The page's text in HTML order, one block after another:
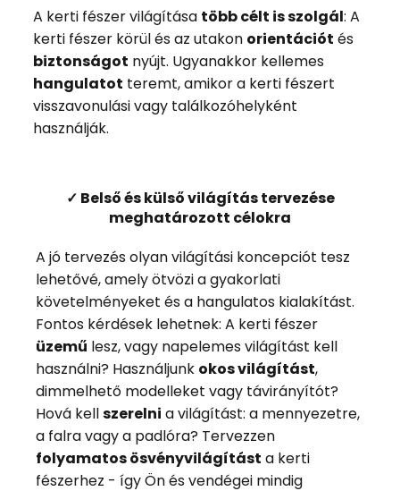
A kerti fészer világítása több célt is szolgál: A
kerti fészer körül és az utakon orientációt és
biztonságot nyújt. Ugyanakkor kellemes
hangulatot teremt, amikor a kerti fészert
visszavonulási vagy találkozóhelyként
használják.
✓ Belső és külső világítás tervezése
meghatározott célokra
A jó tervezés olyan világítási koncepciót tesz
lehetővé, amely ötvözi a gyakorlati
követelményeket és a hangulatos kialakítást.
Fontos kérdések lehetnek: A kerti fészer
üzemű lesz, vagy napelemes világítást kell
használni? Használjunk okos világítást,
dimmelhető modelleket vagy távirányítót?
Hová kellszerelni a világítást: a mennyezetre,
a falra vagy a padlóra? Tervezzen
folyamatos ösvényvilágítást a kerti
fészerhez - így Ön és vendégei mindig